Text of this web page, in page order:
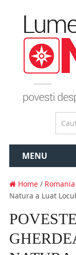
MENU
Home/ Romania
Natura a Luat